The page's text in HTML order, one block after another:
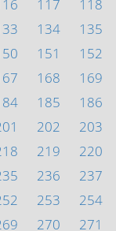
117 118
134 135
151 152
168 169
185 186
202 203
219 220
236 237
253 254
270 271